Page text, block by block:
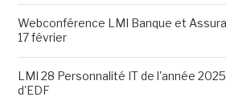
Webconférence LMI Banque et
17 février
LMI 28 Personnalité IT de l'année
d'EDF